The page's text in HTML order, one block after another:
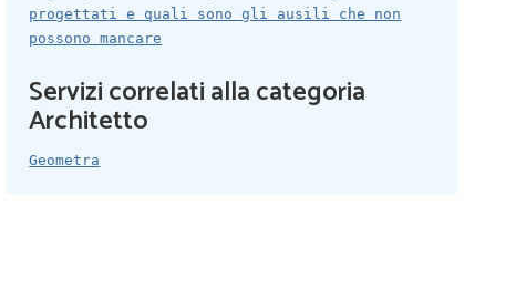
progettati e quali sono gli ausili che non
possono mancare
Servizi correlati alla categoria
Architetto
Geometra